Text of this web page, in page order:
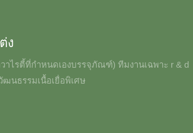
ง
าไรตี้ที่กำหนดเองบรรจุภัณฑ์) ทีมงานเฉพาะ r & d
นธรรมเนื้อเยื่อพิเศษ